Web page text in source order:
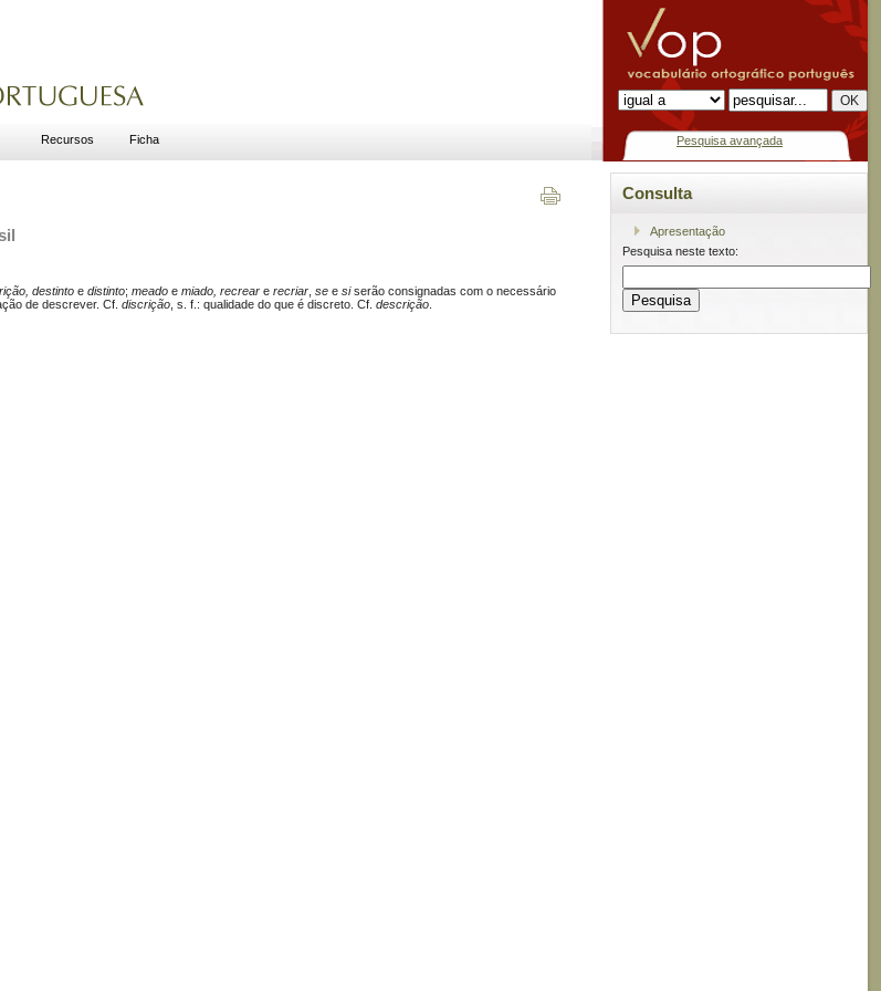
Recursos Ficha Pesquisa avançada
destinto e distinto; meado e miado, recrear e recriar se e siserão consignadas com o necessário
de descrever. Cf. discrição , s. f.: qualidade do que é discreto. Cf. descrição
Consulta
Apresentação
Pesquisa neste texto: